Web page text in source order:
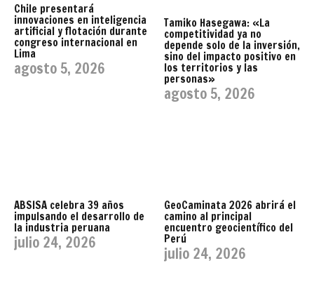
Chile presentará
innovaciones en inteligencia
artificial y flotación durante
congreso internacional en
Lima
agosto 5, 2026
Tamiko Hasegawa: «La
competitividad ya no
depende solo de la inversión,
sino del impacto positivo en
los territorios y las
personas»
agosto 5, 2026
ABSISA celebra 39 años
impulsando el desarrollo de
la industria peruana
julio 24, 2026
GeoCaminata 2026 abrirá el
camino al principal
encuentro geocientífico del
Perú
julio 24, 2026